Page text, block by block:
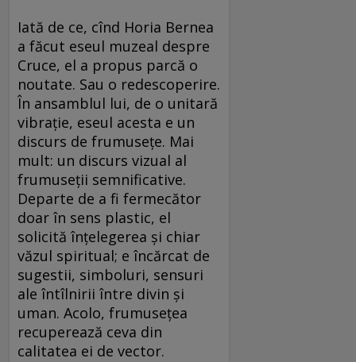
Iată de ce, cînd Horia Bernea
a făcut eseul muzeal despre
Cruce, el a propus parcă o
noutate. Sau o redescoperire.
În ansamblul lui, de o unitară
vibraţie, eseul acesta e un
discurs de frumuseţe. Mai
mult: un discurs vizual al
frumuseţii semnificative.
Departe de a fi fermecător
doar în sens plastic, el
solicită înţelegerea şi chiar
văzul spiritual; e încărcat de
sugestii, simboluri, sensuri
ale întîlnirii între divin şi
uman. Acolo, frumuseţea
recuperează ceva din
calitatea ei de vector.